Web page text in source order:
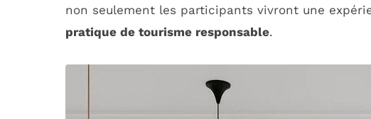
non seulement les participants vivront une
pratique de tourisme responsable.